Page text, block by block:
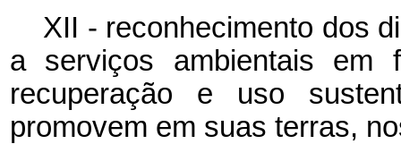
XII - reconhecimento dos
a serviços ambientais em
recuperação e uso
promovem em suas terras,